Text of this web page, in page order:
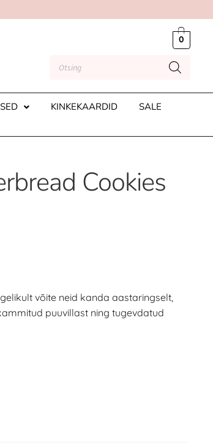
0
KINKEKAARDID
SALE
Cookies
võite neid kanda aastaringselt,
puuvillast ning tugevdatud